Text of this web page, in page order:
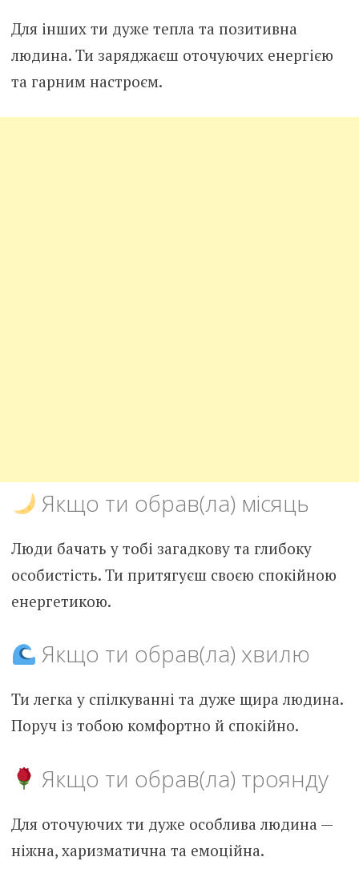
Для інших ти дуже тепла та позитивна
людина. Ти заряджаєш оточуючих енергією
та гарним настроєм.
Якщо ти обрав(ла) місяць
Люди бачать у тобі загадкову та глибоку
особистість. Ти притягуєш своєю спокійною
енергетикою.
Якщо ти обрав(ла) хвилю
Ти легка у спілкуванні та дуже щира людина.
Поруч із тобою комфортно й спокійно.
Якщо ти обрав(ла) троянду
Для оточуючих ти дуже особлива людина —
ніжна, харизматична та емоційна.